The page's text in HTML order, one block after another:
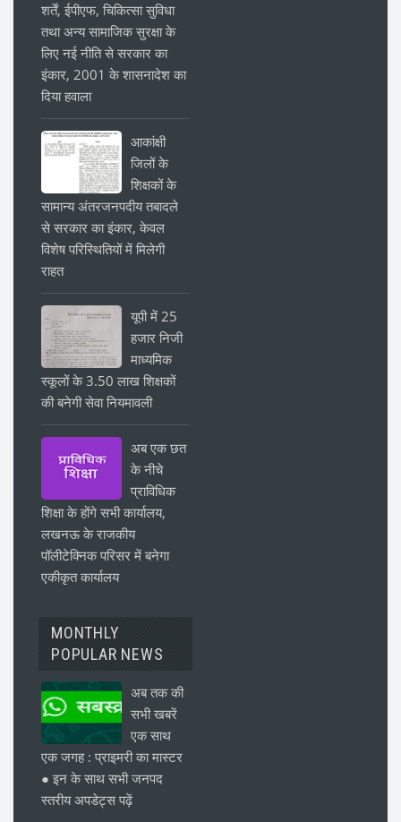
शर्तें, ईपीएफ, चिकित्सा सुविधा
तथा अन्य सामाजिक सुरक्षा के
लिए नई नीति से सरकार का
इंकार, 2001 के शासनादेश का
दिया हवाला
आकांक्षी
जिलों के
शिक्षकों के
सामान्य अंतरजनपदीय तबादले
से सरकार का इंकार, केवल
विशेष परिस्थितियों में मिलेगी
राहत
यूपी में 25
हजार निजी
माध्यमिक
स्कूलों के 3.50 लाख शिक्षकों
की बनेगी सेवा नियमावली
अब एक छत
के नीचे
प्राविधिक
शिक्षा के होंगे सभी कार्यालय,
लखनऊ के राजकीय
पॉलीटेक्निक परिसर में बनेगा
एकीकृत कार्यालय
MONTHLY
POPULAR NEWS
अब तक की
सभी खबरें
एक साथ
एक जगह : प्राइमरी का मास्टर
● इन के साथ सभी जनपद
स्तरीय अपडेट्स पढ़ें